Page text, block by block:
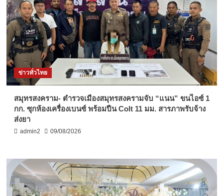
ข่าวทั่วไทย
สมุทรสงคราม- ตำรวจเมืองสมุทรสงครามจับ “แนน” ขนไอซ์ 1
กก. ซุกห้องเครื่องเบนซ์ พร้อมปืน Colt 11 มม. สารภาพรับจ้าง
ส่งยา
admin2 09/08/2026